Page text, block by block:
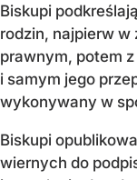
Biskupi
rodzin, najpierw w
prawnym, potem
i samym jego
wykonywany w
Biskupi
wiernych do